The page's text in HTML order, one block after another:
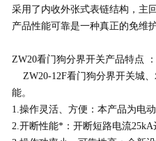
采用了内收外张式表链结构，主
产品性能可靠是一种真正的免维
ZW20看门狗分界开关产品特点 ：
ZW20-12F看门狗分界开关城、
能。
1.操作灵活、方便：本产品为电
2.开断性能*：开断短路电流25kA